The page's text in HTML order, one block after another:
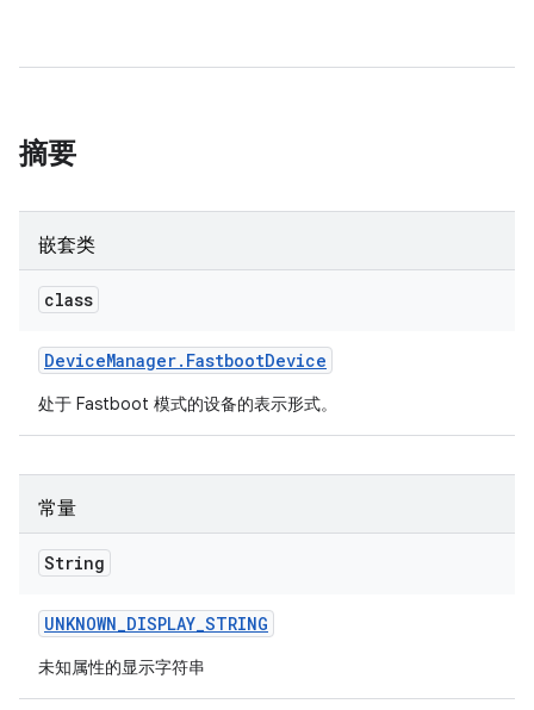
摘要
嵌套类
class
DeviceManager. FastbootDevice
处于 Fastboot 模式的设备的表示形式。
常量
String
UNKNOWN_DISPLAY_STRING
未知属性的显示字符串